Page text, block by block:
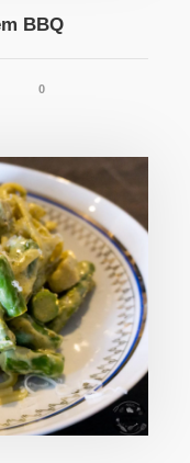
BBQ
0